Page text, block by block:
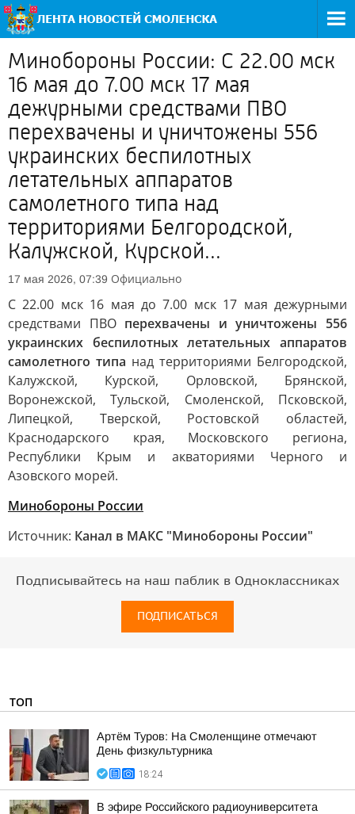
Минобороны России: С 22.00 мск
16 мая до 7.00 мск 17 мая
дежурными средствами ПВО
перехвачены и уничтожены 556
украинских беспилотных
летательных аппаратов
самолетного типа над
территориями Белгородской,
Калужской, Курской...
17 мая 2026, 07:39 Официально
С 22.00 мск 16 мая до 7.00 мск 17 мая дежурными
средствами ПВО перехвачены и уничтожены 556
украинских беспилотных летательных аппаратов
самолетного типа над территориями Белгородской,
Калужской, Курской, Орловской, Брянской,
Воронежской, Тульской, Смоленской, Псковской,
Липецкой, Тверской, Ростовской областей,
Краснодарского края, Московского региона,
Республики Крым и акваториями Черного и
Азовского морей.
Минобороны России
Источник: Канал в МАКС "Минобороны России"
Подписывайтесь на наш паблик в Одноклассниках
ПОДПИСАТЬСЯ
ТОП
Артём Туров: На Смоленщине отмечают
День физкультурника
18:24
В эфире Российского радиоуниверситета